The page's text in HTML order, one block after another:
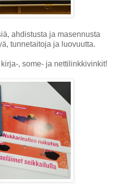
ahdistusta ja masennusta
tunnetaitoja ja luovuutta.
, some- ja nettilinkkivinkit!